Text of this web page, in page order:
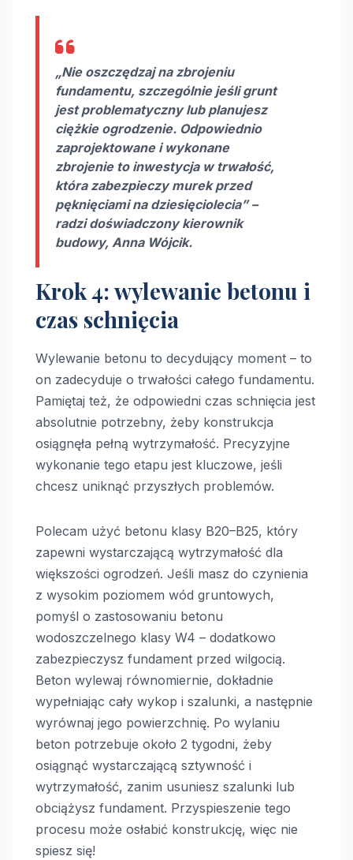
„Nie oszczędzaj na zbrojeniu
fundamentu, szczególnie jeśli grunt
jest problematyczny lub planujesz
ciężkie ogrodzenie. Odpowiednio
zaprojektowane i wykonane
zbrojenie to inwestycja w trwałość,
która zabezpieczy murek przed
pęknięciami na dziesięciolecia” –
radzi doświadczony kierownik
budowy, Anna Wójcik.
Krok 4: wylewanie betonu i
czas schnięcia
Wylewanie betonu to decydujący moment – to
on zadecyduje o trwałości całego fundamentu.
Pamiętaj też, że odpowiedni czas schnięcia jest
absolutnie potrzebny, żeby konstrukcja
osiągnęła pełną wytrzymałość. Precyzyjne
wykonanie tego etapu jest kluczowe, jeśli
chcesz uniknąć przyszłych problemów.
Polecam użyć betonu klasy B20–B25, który
zapewni wystarczającą wytrzymałość dla
większości ogrodzeń. Jeśli masz do czynienia
z wysokim poziomem wód gruntowych,
pomyśl o zastosowaniu betonu
wodoszczelnego klasy W4 – dodatkowo
zabezpieczysz fundament przed wilgocią.
Beton wylewaj równomiernie, dokładnie
wypełniając cały wykop i szalunki, a następnie
wyrównaj jego powierzchnię. Po wylaniu
beton potrzebuje około 2 tygodni, żeby
osiągnąć wystarczającą sztywność i
wytrzymałość, zanim usuniesz szalunki lub
obciążysz fundament. Przyspieszenie tego
procesu może osłabić konstrukcję, więc nie
spiesz się!